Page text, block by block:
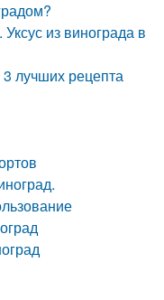
из винограда в
3 лучших рецепта